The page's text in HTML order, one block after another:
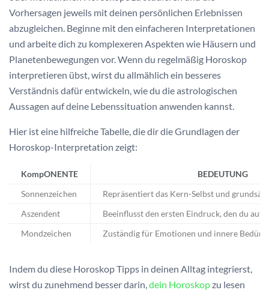
Vorhersagen jeweils mit deinen persönlichen Erlebnissen
abzugleichen. Beginne mit den einfacheren Interpretationen
und arbeite dich zu komplexeren Aspekten wie Häusern und
Planetenbewegungen vor. Wenn du regelmäßig Horoskop
interpretieren übst, wirst du allmählich ein besseres
Verständnis dafür entwickeln, wie du die astrologischen
Aussagen auf deine Lebenssituation anwenden kannst.
Hier ist eine hilfreiche Tabelle, die dir die Grundlagen der
Horoskop-Interpretation zeigt:
KompONENTE BEDEUTUNG
Sonnenzeichen Repräsentiert das Kern-Selbst und
Aszendent Beeinflusst den ersten Eindruck, den du auf
Mondzeichen Zuständig für Emotionen und innere
Indem du diese Horoskop Tipps in deinen Alltag integrierst,
wirst du zunehmend besser darin,dein Horoskopzu lesen